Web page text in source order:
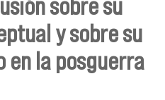
sobre su
y sobre su
la posguerra